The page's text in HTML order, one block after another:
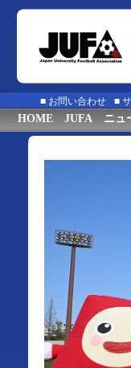
■ お問い合わせ ■
HOME JUFA ニュ